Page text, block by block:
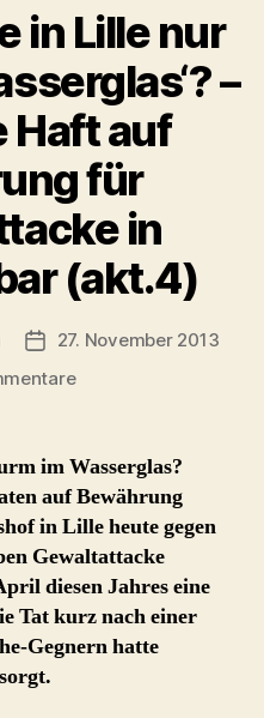
(akt.)“
in Lille nur
–
Haft auf
für
in
(akt.4)
Beitragsdatum
27. November 2013
zu
Lille
‚Sturm
im
Wasserglas‘?
–
6
Monate
im Wasserglas?
auf Bewährung
in Lille heute gegen
Gewaltattacke
diesen Jahres eine
Tat kurz nach einer
Gegnern hatte